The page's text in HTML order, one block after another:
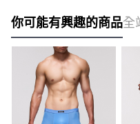
你可能有興趣的商品全